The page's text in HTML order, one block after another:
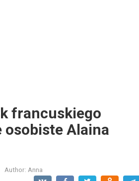
francuskiego
osobiste Alaina
Author: Anna